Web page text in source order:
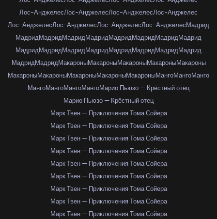
Лос-АнджелесЛос-АнджелесЛос-АнджелесЛос-Анджелес
Лос-АнджелесЛос-АнджелесЛос-АнджелесЛос-АнджелесМадрид
МадридМадридМадридМадридМадридМадридМадридМадрид
МадридМадридМадридМадридМадридМадридМадридМадрид
МадридМадридМакароныМакароныМакароныМакароныМакароны
МакароныМакароныМакароныМакароныМакароныМангоМангоМанго
МангоМангоМангоМангоМарио Пьюзо — Крёстный отец
Марио Пьюзо — Крёстный отец
Марк Твен — Приключения Тома Сойера
Марк Твен — Приключения Тома Сойера
Марк Твен — Приключения Тома Сойера
Марк Твен — Приключения Тома Сойера
Марк Твен — Приключения Тома Сойера
Марк Твен — Приключения Тома Сойера
Марк Твен — Приключения Тома Сойера
Марк Твен — Приключения Тома Сойера
Марк Твен — Приключения Тома Сойера